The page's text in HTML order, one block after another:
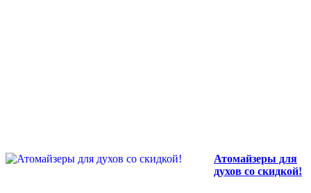
Атомайзеры для
духов со скидкой!